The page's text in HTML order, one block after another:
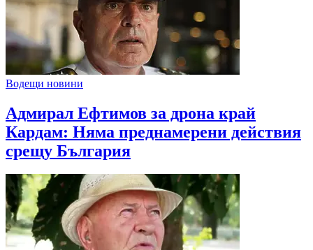
Водещи новини
Адмирал Ефтимов за дрона край
Кардам: Няма преднамерени действия
срещу България